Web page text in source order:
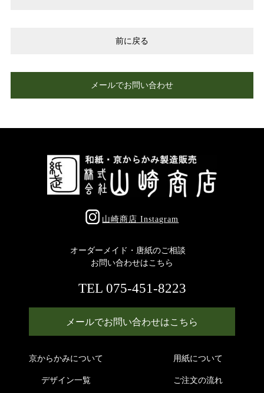
前に戻る
メールでお問い合わせ
山崎商店 Instagram
オーダーメイド・唐紙のご相談
お問い合わせはこちら
TEL 075-451-8223
メールでお問い合わせはこちら
京からかみについて 用紙について
デザイン一覧 ご注文の流れ